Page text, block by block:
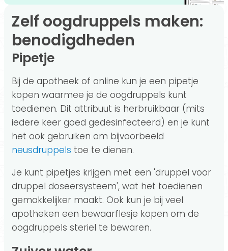
Zelf oogdruppels maken:
benodigdheden
Pipetje
Bij de apotheek of online kun je een pipetje
kopen waarmee je de oogdruppels kunt
toedienen. Dit attribuut is herbruikbaar (mits
iedere keer goed gedesinfecteerd) en je kunt
het ook gebruiken om bijvoorbeeld
neusdruppels toe te dienen.
Je kunt pipetjes krijgen met een 'druppel voor
druppel doseersysteem', wat het toedienen
gemakkelijker maakt. Ook kun je bij veel
apotheken een bewaarflesje kopen om de
oogdruppels steriel te bewaren.